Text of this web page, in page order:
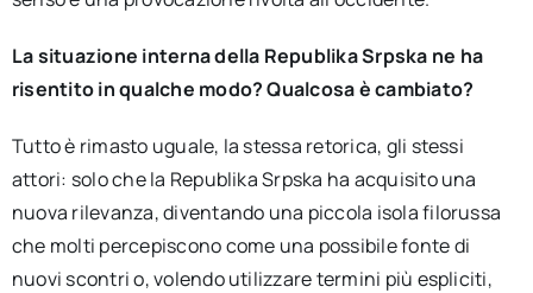
La situazione interna della Republika Srpska ne ha
risentito in qualche modo? Qualcosa è cambiato?
Tutto è rimasto uguale, la stessa retorica, gli stessi
attori: solo che la Republika Srpska ha acquisito una
nuova rilevanza, diventando una piccola isola filorussa
che molti percepiscono come una possibile fonte di
nuovi scontri o, volendo utilizzare termini più espliciti,